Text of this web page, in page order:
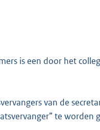
is een door het
van de
te worden